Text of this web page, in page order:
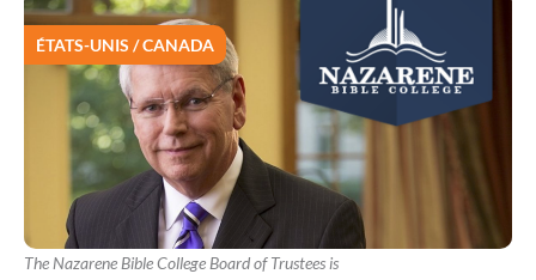
ÉTATS-UNIS / CANADA
The Nazarene Bible College Board of Trustees is